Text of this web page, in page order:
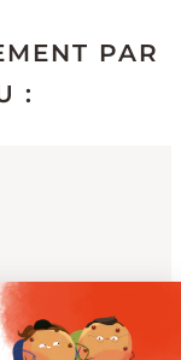
PAR
: